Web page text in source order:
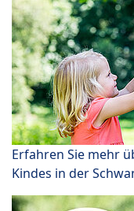
Erfahren Sie mehr
Kindes in der